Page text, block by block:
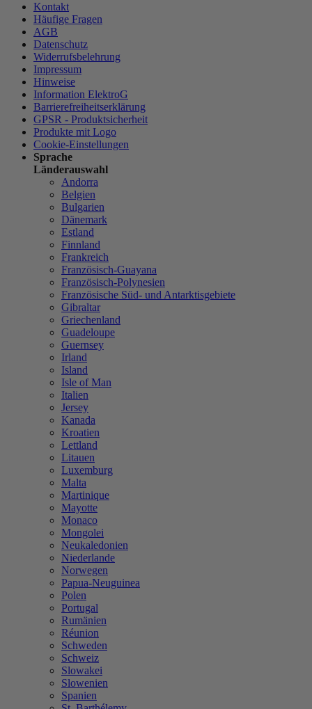
Kontakt
Häufige Fragen
AGB
Datenschutz
Widerrufsbelehrung
Impressum
Hinweise
Information ElektroG
Barrierefreiheitserklärung
GPSR - Produktsicherheit
Produkte mit Logo
Cookie-Einstellungen
Sprache
Länderauswahl
Andorra
Belgien
Bulgarien
Dänemark
Estland
Finnland
Frankreich
Französisch-Guayana
Französisch-Polynesien
Französische Süd- und Antarktisgebiete
Gibraltar
Griechenland
Guadeloupe
Guernsey
Irland
Island
Isle of Man
Italien
Jersey
Kanada
Kroatien
Lettland
Litauen
Luxemburg
Malta
Martinique
Mayotte
Monaco
Mongolei
Neukaledonien
Niederlande
Norwegen
Papua-Neuguinea
Polen
Portugal
Rumänien
Réunion
Schweden
Schweiz
Slowakei
Slowenien
Spanien